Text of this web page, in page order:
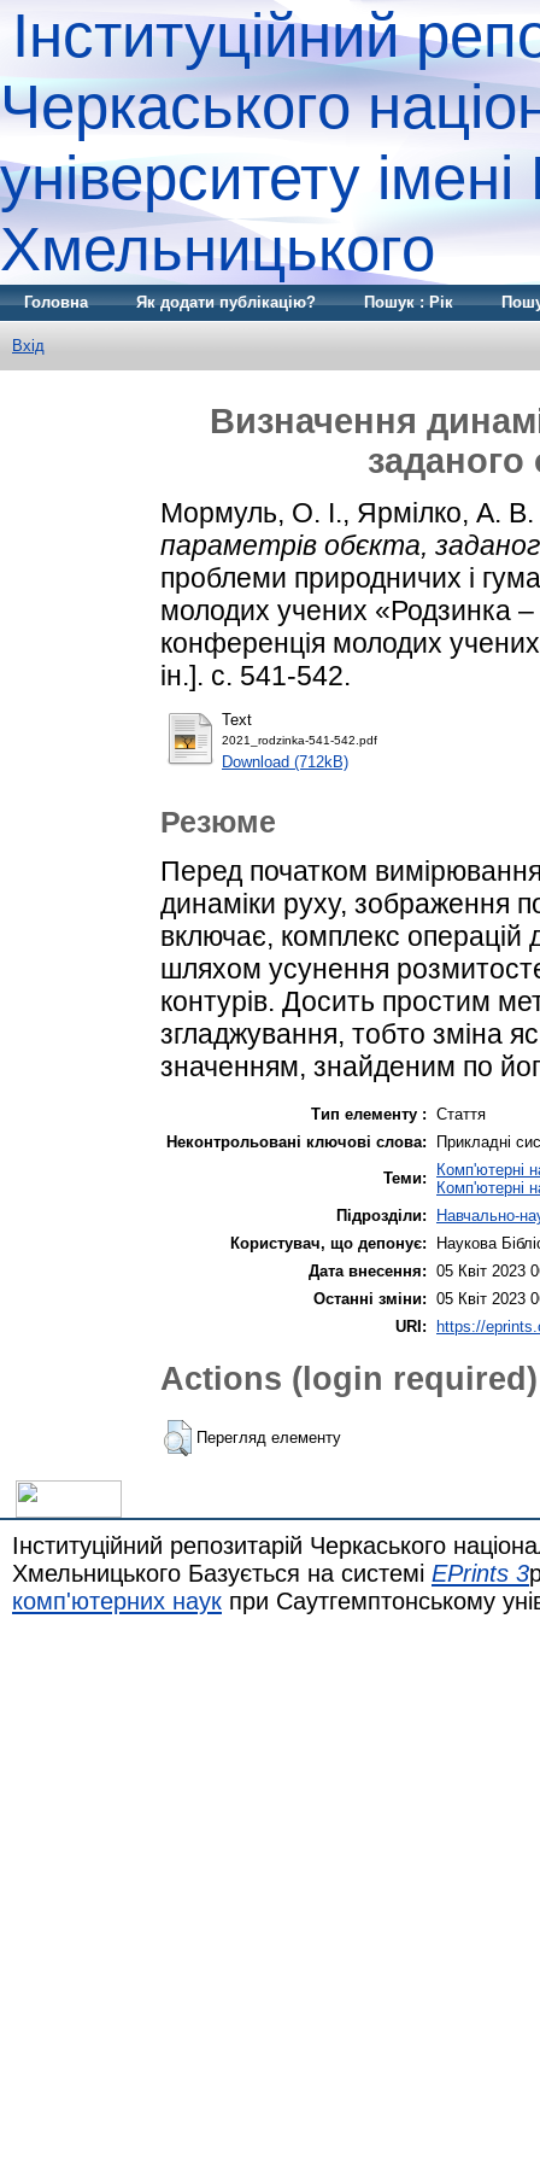
Інституційний
Черкаського
університету
Хмельницького
Головна Як додати публікацію? Пошук : Рік
Вхід
Визначення
Мормуль, О. І., Ярмілко, А. В.
параметрів обєкта,
проблеми природничих і
молодих учених «Родзинка –
конференція молодих
ін.]. с. 541-542.
Text
2021_rodzinkа-541-542.pdf
Download (712kB)
Резюме
Перед початком
динаміки руху, зображення
включає, комплекс операцій
шляхом усунення
контурів. Досить простим
згладжування, тобто зміна
значенням, знайденим по
Тип елементу : Стаття
Неконтрольовані ключові слова:
Прикладні
Теми:
Комп'ютерні
Комп'ютерні
Підрозділи:
Навчально-
Користувач, що депонує:
Наукова
Дата внесення: 05 Квіт 2023
Останні зміни: 05 Квіт 2023
URI: https://
Actions (login required)
Перегляд елементу
Інституційний репозитарій Черкаського
Хмельницького Базується на системі EPrints 3
комп'ютерних наук при Саутгемптонському